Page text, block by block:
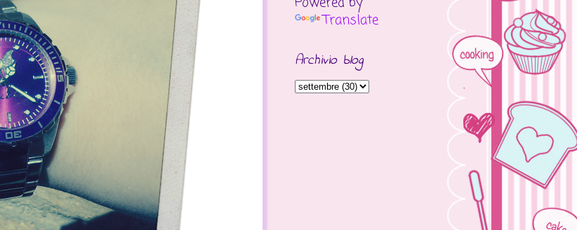
Translate
Archivio blog